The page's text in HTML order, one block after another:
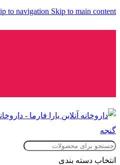
to navigation Skip to main content
انتخاب دسته بندی